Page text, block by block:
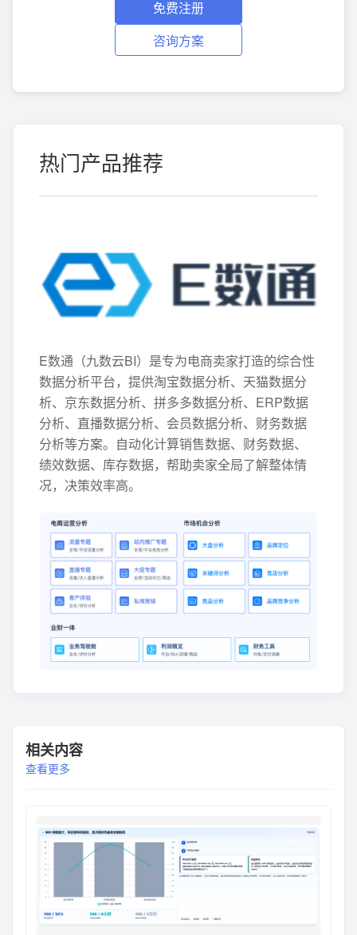
免费注册
咨询方案
热门产品推荐
E数通（九数云BI）是专为电商卖家打造的综合性
数据分析平台，提供淘宝数据分析、天猫数据分
析、京东数据分析、拼多多数据分析、ERP数据
分析、直播数据分析、会员数据分析、财务数据
分析等方案。自动化计算销售数据、财务数据、
绩效数据、库存数据，帮助卖家全局了解整体情
况，决策效率高。
相关内容
查看更多